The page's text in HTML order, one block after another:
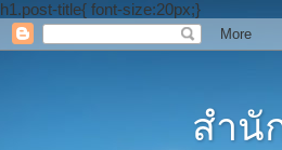
h1.post-title{ font-size:20px;}
สำนั